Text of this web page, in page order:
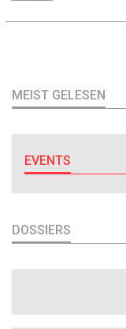
MEIST GELESEN
EVENTS
DOSSIERS